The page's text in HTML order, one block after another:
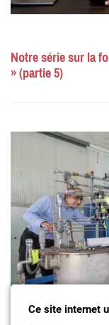
Notre série sur la
» (partie 5)
Ce site internet